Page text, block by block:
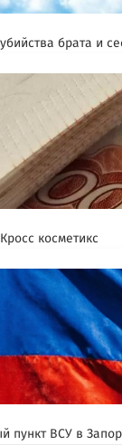
брата и
косметикс
пункт ВСУ в